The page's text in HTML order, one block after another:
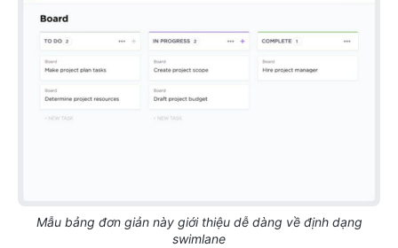
Mẫu bảng đơn giản này giới thiệu dễ dàng về định dạng
swimlane